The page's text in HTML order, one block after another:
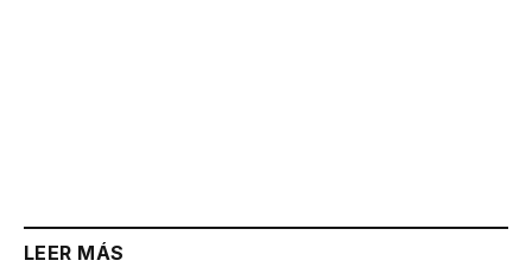
LEER MÁS